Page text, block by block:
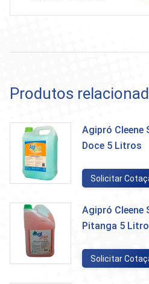
Produtos
Agipró Cleene
Doce 5 Litros
Solicitar
Agipró Cleene
Pitanga 5
Solicitar